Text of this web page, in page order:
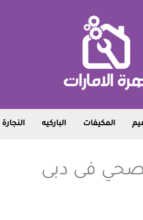
المكيفات الباركيه النجارة
فى دبى